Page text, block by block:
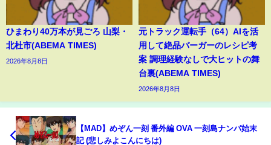
ひまわり40万本が見ごろ 山梨・
北杜市(ABEMA TIMES)
2026年8月8日
元トラック運転手（64）AIを活
用して絶品バーガーのレシピ考
案 調理経験なしで大ヒットの舞
台裏(ABEMA TIMES)
2026年8月8日
【MAD】めぞん一刻 番外編 OVA 一刻島ナンパ始末
記 (悲しみよこんにちは)